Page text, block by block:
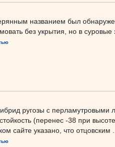
названием был
без укрытия, но в
ругозы с
(перенес -38 при
сайте указано, что отцовским